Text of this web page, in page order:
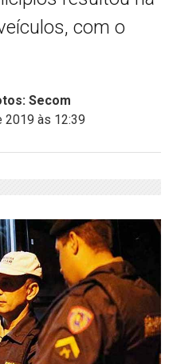
com o
Secom
2019 às 12:39